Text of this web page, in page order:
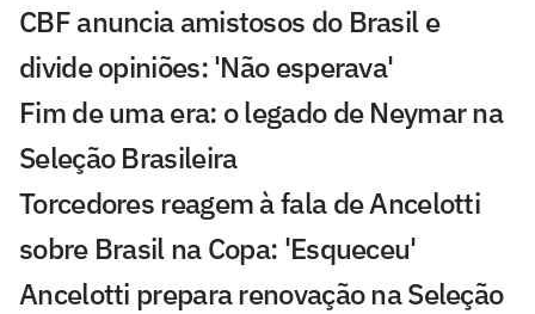
CBF anuncia amistosos do Brasil e
divide opiniões: 'Não esperava'
Fim de uma era: o legado de Neymar na
Seleção Brasileira
Torcedores reagem à fala de Ancelotti
sobre Brasil na Copa: 'Esqueceu'
Ancelotti prepara renovação na Seleção